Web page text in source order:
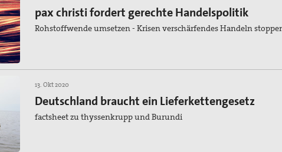
pax christi fordert gerechte Handelspolitik
Rohstoffwende umsetzen - Krisen verschärfendes Handeln
13. Okt 2020
Deutschland braucht ein Lieferkettengesetz
factsheet zu thyssenkrupp und Burundi